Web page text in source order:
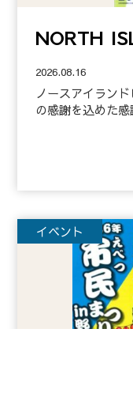
NORTH
2026.08.16
ノースアイラン
の感謝を込めた
イベント